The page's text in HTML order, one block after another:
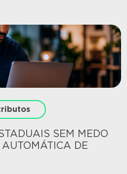
SEM MEDO
DE